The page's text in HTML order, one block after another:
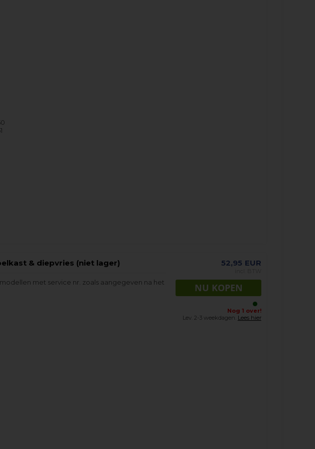
& diepvries (niet lager)
met service nr. zoals aangegeven na het
52,95 EUR
Nog 1 over!
Lev. 2-3 weekdagen. Lees hier